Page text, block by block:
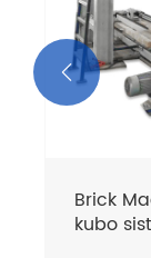
Brick
kubo
